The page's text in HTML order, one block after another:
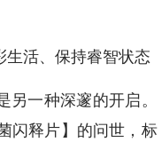
活、保持睿智状态
一种深邃的开启。
闪释片】的问世，标